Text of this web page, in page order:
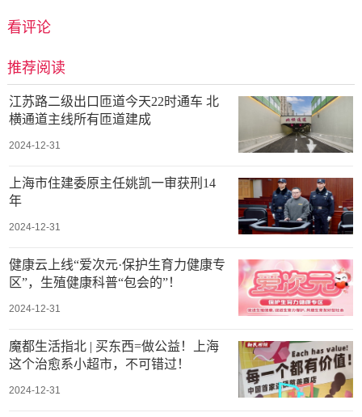
看评论
推荐阅读
江苏路二级出口匝道今天22时通车 北
横通道主线所有匝道建成
2024-12-31
上海市住建委原主任姚凯一审获刑14
年
2024-12-31
健康云上线“爱次元·保护生育力健康专
区”，生殖健康科普“包会的”！
2024-12-31
魔都生活指北 | 买东西=做公益！上海
这个治愈系小超市，不可错过！
2024-12-31